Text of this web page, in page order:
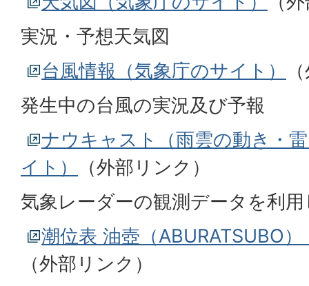
実況・予想天気図
台風情報（気象庁のサイト）
発生中の台風の実況及び予報
ナウキャスト（雨雲の動き・
イト）
（外部リンク）
気象レーダーの観測データを利
潮位表 油壺（ABURATSUBO
（外部リンク）